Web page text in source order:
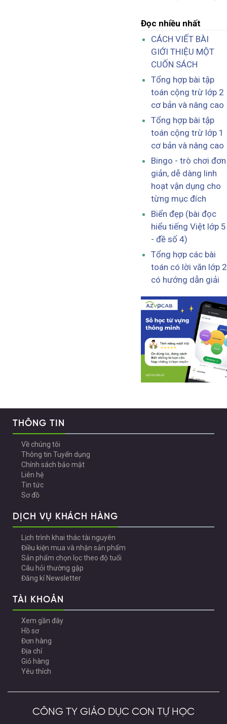
Đọc nhiều nhất
CÁCH VIẾT BÀI
GIỚI THIỆU MỘT
CUỐN SÁCH
Tổng hợp bài tập
toán cộng trừ lớp 2
cơ bản và nâng cao
Tổng hợp bài tập
toán cộng trừ lớp 1
cơ bản và nâng cao
Bingo - trò chơi đơn
giản, dễ dàng linh
hoạt vận dụng cho
từng mục đích
Biển đẹp (bài đọc
hiểu tiếng Việt lớp 5
- đề số 4)
Tổng hợp các bài
toán có lời văn lớp 2
có hướng dẫn giải
THÔNG TIN
Về chúng tôi
Thông tin Tuyển dụng
Chính sách bảo mật
Liên hệ
Tin tức
Sơ đồ
DỊCH VỤ KHÁCH HÀNG
Lịch trình khai thác tài nguyên
Điều kiện mua và nhận sản phẩm
Sản phẩm chọn lọc theo độ tuổi
Câu hỏi thường gặp
Đăng kí Newsletter
TÀI KHOẢN
Xem gần đây
Hồ sơ
Đơn hàng
Địa chỉ
Giỏ hàng
Yêu thích
CÔNG TY GIÁO DỤC CON TỰ HỌC